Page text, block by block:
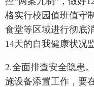
格实行校园值班值守
食堂等区域进行彻底
14天的自我健康状况
2.全面排查安全隐患
施设备添置工作，要